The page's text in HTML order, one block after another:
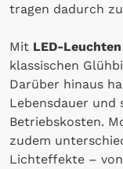
tragen dadurch
Mit LED-Leuchten
klassischen
Darüber hinaus
Lebensdauer und
Betriebskosten.
zudem
Lichteffekte –